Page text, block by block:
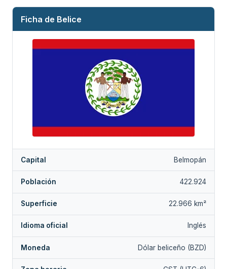
Ficha de Belice
Capital Belmopán
Población 422.924
Superficie 22.966 km²
Idioma oficial Inglés
Moneda Dólar beliceño (BZD)